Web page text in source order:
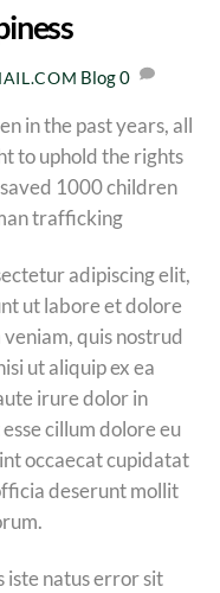
Blog0
in the past years, all
to uphold the rights
1000 children
trafficking
adipiscing elit,
ut labore et dolore
quis nostrud
ut aliquip ex ea
irure dolor in
cillum dolore eu
occaecat cupidatat
deserunt mollit
iste natus error sit